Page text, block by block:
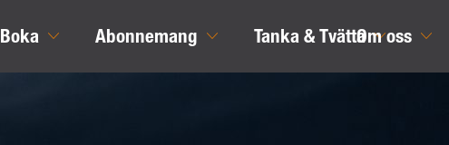
Boka Abonnemang Tanka & TvättaOm oss